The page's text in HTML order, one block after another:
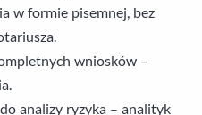
w formie pisemnej, bez
wniosków –
analizy ryzyka – analityk